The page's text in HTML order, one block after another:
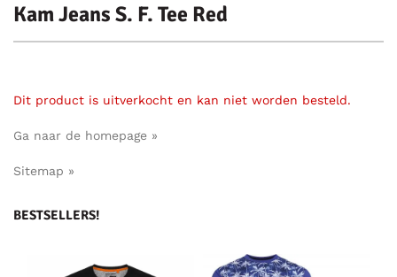
Kam Jeans S. F. Tee Red
Dit product is uitverkocht en kan niet worden besteld.
Ga naar de homepage »
Sitemap »
BESTSELLERS!